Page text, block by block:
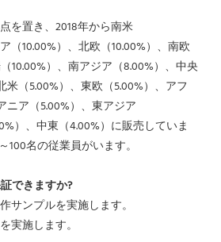
を置き、2018年から南米
（10.00%）、北欧（10.00%）、南欧
10.00%）、南アジア（8.00%）、中央
米（5.00%）、東欧（5.00%）、アフ
ニア（5.00%）、東アジア
）、中東（4.00%）に販売していま
100名の従業員がいます。
できますか?
サンプルを実施します。
実施します。